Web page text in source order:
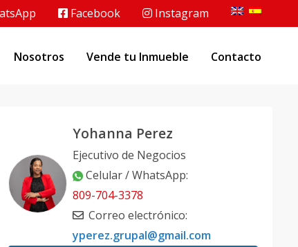
Facebook Instagram
Nosotros Vende tu Inmueble Contacto
Yohanna Perez
Ejecutivo de Negocios
Celular / WhatsApp:
809-704-3378
Correo electrónico:
yperez.grupal@gmail.com